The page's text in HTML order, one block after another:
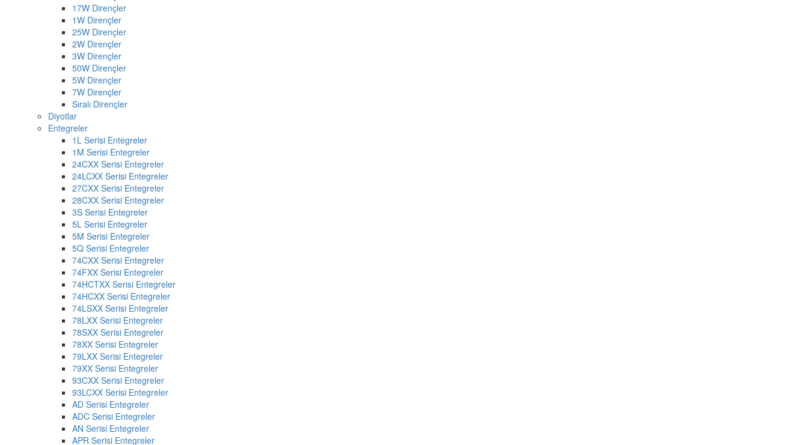
17W Dirençler
1W Dirençler
25W Dirençler
2W Dirençler
3W Dirençler
50W Dirençler
5W Dirençler
7W Dirençler
Sıralı Dirençler
Diyotlar
Entegreler
1L Serisi Entegreler
1M Serisi Entegreler
24CXX Serisi Entegreler
24LCXX Serisi Entegreler
27CXX Serisi Entegreler
28CXX Serisi Entegreler
3S Serisi Entegreler
5L Serisi Entegreler
5M Serisi Entegreler
5Q Serisi Entegreler
74CXX Serisi Entegreler
74FXX Serisi Entegreler
74HCTXX Serisi Entegreler
74HCXX Serisi Entegreler
74LSXX Serisi Entegreler
78LXX Serisi Entegreler
78SXX Serisi Entegreler
78XX Serisi Entegreler
79LXX Serisi Entegreler
79XX Serisi Entegreler
93CXX Serisi Entegreler
93LCXX Serisi Entegreler
AD Serisi Entegreler
ADC Serisi Entegreler
AN Serisi Entegreler
APR Serisi Entegreler